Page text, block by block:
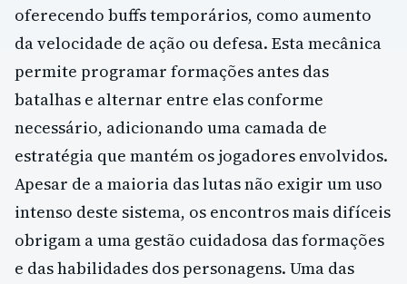
oferecendo buffs temporários, como aumento
da velocidade de ação ou defesa. Esta mecânica
permite programar formações antes das
batalhas e alternar entre elas conforme
necessário, adicionando uma camada de
estratégia que mantém os jogadores envolvidos.
Apesar de a maioria das lutas não exigir um uso
intenso deste sistema, os encontros mais difíceis
obrigam a uma gestão cuidadosa das formações
e das habilidades dos personagens. Uma das